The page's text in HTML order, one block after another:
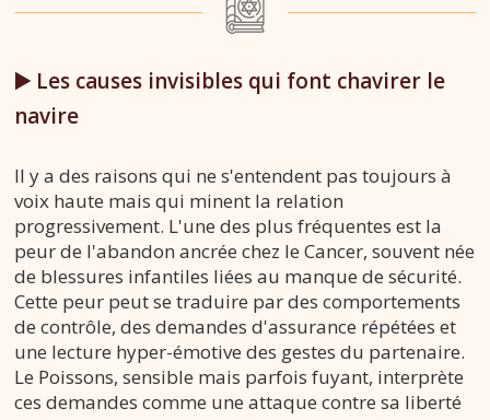
▶️ Les causes invisibles qui font chavirer le
navire
Il y a des raisons qui ne s'entendent pas toujours à
voix haute mais qui minent la relation
progressivement. L'une des plus fréquentes est la
peur de l'abandon ancrée chez le Cancer, souvent née
de blessures infantiles liées au manque de sécurité.
Cette peur peut se traduire par des comportements
de contrôle, des demandes d'assurance répétées et
une lecture hyper-émotive des gestes du partenaire.
Le Poissons, sensible mais parfois fuyant, interprète
ces demandes comme une attaque contre sa liberté